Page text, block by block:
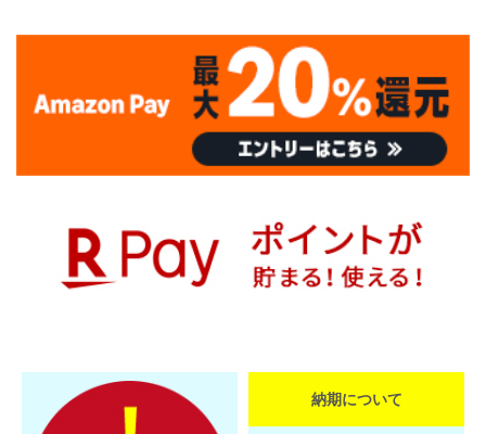
納期について